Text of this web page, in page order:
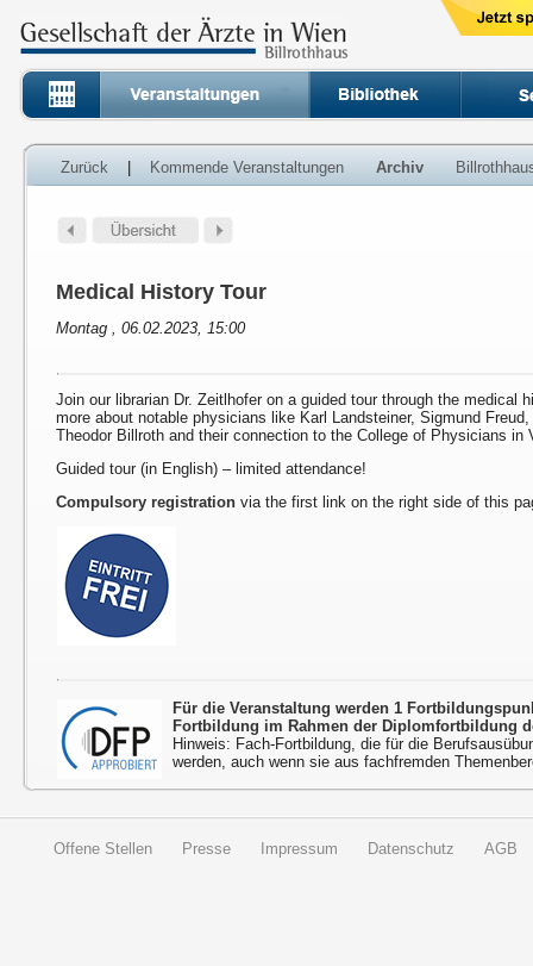
Zurück Kommende Veranstaltungen Archiv
Medical History Tour
Montag , 06.02.2023, 15:00
Join our librarian Dr. Zeitlhofer on a guided tour through the medical
more about notable physicians like Karl Landsteiner, Sigmund
Theodor Billroth and their connection to the College of Physicians in
Guided tour (in English) – limited attendance!
Compulsory registration via the first link on the right side of this
Für die Veranstaltung werden 1
Fortbildung im Rahmen der Diplomfortbildung
Hinweis: Fach-Fortbildung, die für die
werden, auch wenn sie aus fachfremden
Offene Stellen Presse Impressum Datenschutz AGB